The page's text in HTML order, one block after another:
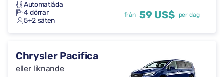
Automatlåda
4 dörrar
5+2 säten
från 59 US$ per dag
Chrysler Pacifica
eller liknande